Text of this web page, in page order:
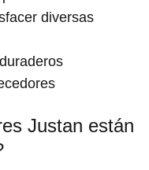
diversas
Justan están